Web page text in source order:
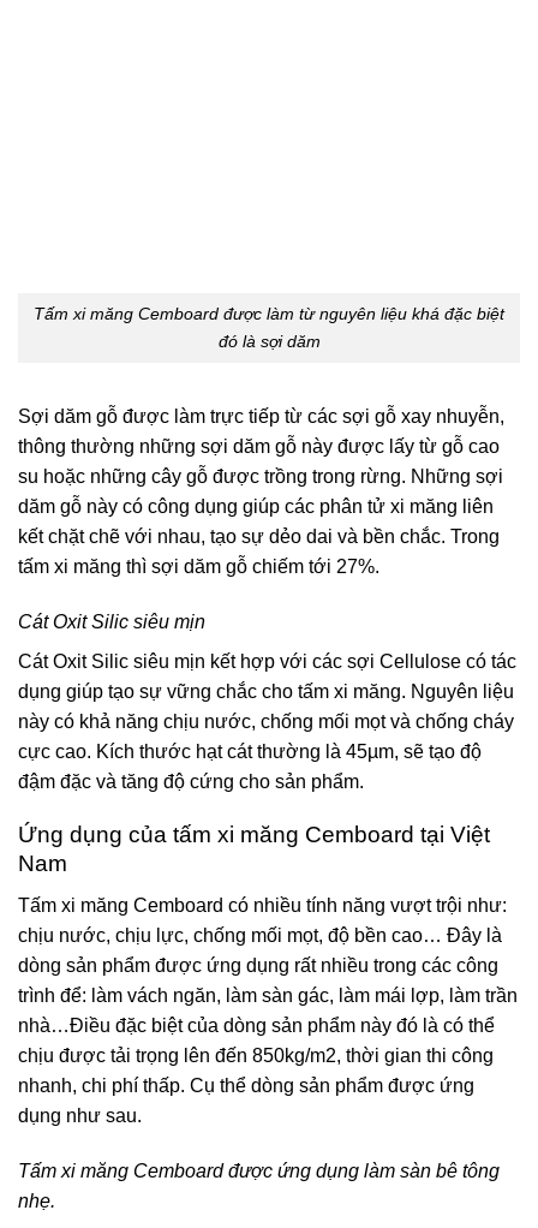
Tấm xi măng Cemboard được làm từ nguyên liệu khá đặc biệt
đó là sợi dăm
Sợi dăm gỗ được làm trực tiếp từ các sợi gỗ xay nhuyễn,
thông thường những sợi dăm gỗ này được lấy từ gỗ cao
su hoặc những cây gỗ được trồng trong rừng. Những sợi
dăm gỗ này có công dụng giúp các phân tử xi măng liên
kết chặt chẽ với nhau, tạo sự dẻo dai và bền chắc. Trong
tấm xi măng thì sợi dăm gỗ chiếm tới 27%.
Cát Oxit Silic siêu mịn
Cát Oxit Silic siêu mịn kết hợp với các sợi Cellulose có tác
dụng giúp tạo sự vững chắc cho tấm xi măng. Nguyên liệu
này có khả năng chịu nước, chống mối mọt và chống cháy
cực cao. Kích thước hạt cát thường là 45µm, sẽ tạo độ
đậm đặc và tăng độ cứng cho sản phẩm.
Ứng dụng của tấm xi măng Cemboard tại Việt
Nam
Tấm xi măng Cemboard có nhiều tính năng vượt trội như:
chịu nước, chịu lực, chống mối mọt, độ bền cao… Đây là
dòng sản phẩm được ứng dụng rất nhiều trong các công
trình để: làm vách ngăn, làm sàn gác, làm mái lợp, làm trần
nhà…Điều đặc biệt của dòng sản phẩm này đó là có thể
chịu được tải trọng lên đến 850kg/m2, thời gian thi công
nhanh, chi phí thấp. Cụ thể dòng sản phẩm được ứng
dụng như sau.
Tấm xi măng Cemboard được ứng dụng làm sàn bê tông
nhẹ.